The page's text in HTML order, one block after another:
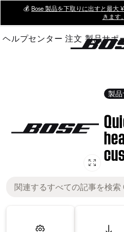
Main
💰 Bose 製品を下取りに出すと最大
きます。
ヘルプセンター 注文 製品サポ
製品